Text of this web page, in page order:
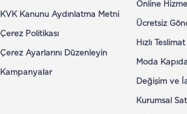
KVK Kanunu Aydınlatma Metni
Çerez Politikası
Çerez Ayarlarını Düzenleyin
Kampanyalar
Online
Ücretsiz
Hızlı
Moda
Değişim ve
Kurumsal